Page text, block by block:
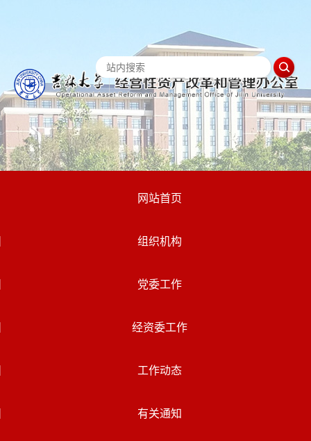
网站首页
组织机构
党委工作
经资委工作
工作动态
有关通知